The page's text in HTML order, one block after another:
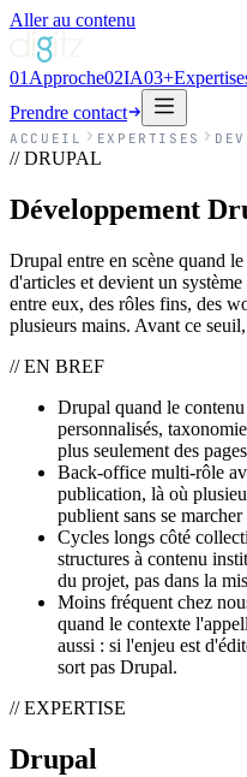
Aller au contenu
01 Approche02IA03+
Prendre contact
ACCUEIL EXPERTISES
// DRUPAL
Développement
Drupal entre en scène quand
d'articles et devient un
entre eux, des rôles fins, des
plusieurs mains. Avant ce
// EN BREF
Drupal quand le
personnalisés,
plus seulement des
Back-office multi-rôle
publication, là où
publient sans se marcher
Cycles longs côté
structures à contenu
du projet, pas dans la
Moins fréquent chez
quand le contexte
aussi : si l'enjeu est
sort pas Drupal.
// EXPERTISE
Drupal